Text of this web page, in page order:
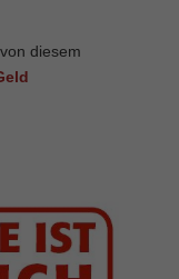
diesem